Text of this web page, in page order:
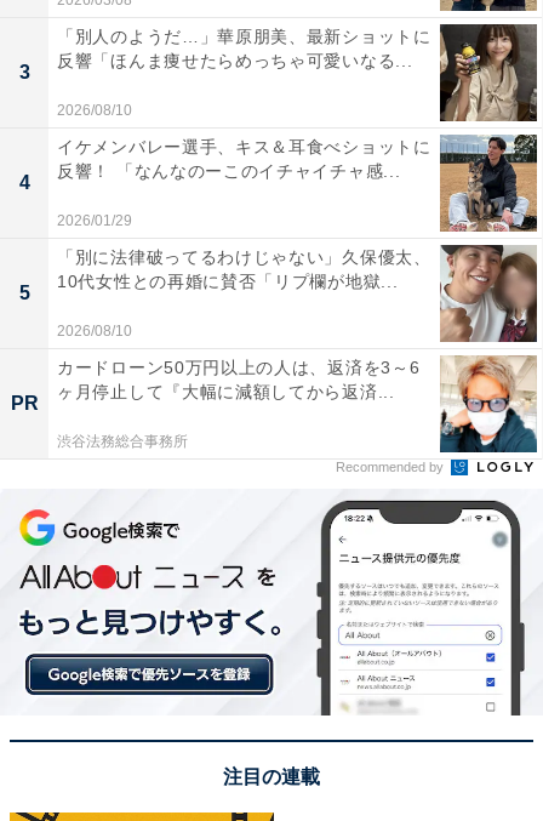
3
「別人のようだ…」華原朋美、最新ショットに
反響「ほんま痩せたらめっちゃ可愛いなる...
2026/08/10
4
イケメンバレー選手、キス＆耳食べショットに
反響！ 「なんなのーこのイチャイチャ感...
2026/01/29
5
「別に法律破ってるわけじゃない」久保優太、
10代女性との再婚に賛否「リプ欄が地獄...
2026/08/10
PR
カードローン50万円以上の人は、返済を3～6
ヶ月停止して『大幅に減額してから返済...
渋谷法務総合事務所
Recommended by
注目の連載